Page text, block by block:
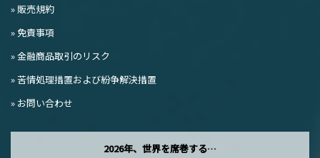
» 販売規約
» 免責事項
» 金融商品取引のリスク
» 苦情処理措置および紛争解決措置
» お問い合わせ
2026年、世界を席巻する…